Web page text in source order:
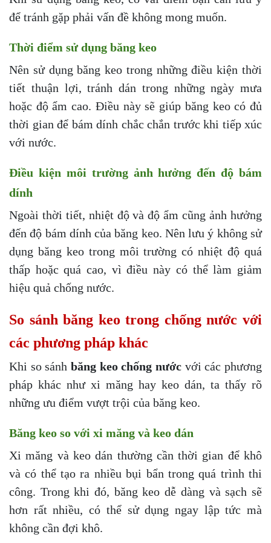
để tránh gặp phải vấn đề không mong muốn.
Thời điểm sử dụng băng keo
Nên sử dụng băng keo trong những điều kiện thời
tiết thuận lợi, tránh dán trong những ngày mưa
hoặc độ ẩm cao. Điều này sẽ giúp băng keo có đủ
thời gian để bám dính chắc chắn trước khi tiếp xúc
với nước.
Điều kiện môi trường ảnh hưởng đến độ bám
dính
Ngoài thời tiết, nhiệt độ và độ ẩm cũng ảnh hưởng
đến độ bám dính của băng keo. Nên lưu ý không sử
dụng băng keo trong môi trường có nhiệt độ quá
thấp hoặc quá cao, vì điều này có thể làm giảm
hiệu quả chống nước.
So sánh băng keo trong chống nước với
các phương pháp khác
Khi so sánh băng keo chống nước với các phương
pháp khác như xi măng hay keo dán, ta thấy rõ
những ưu điểm vượt trội của băng keo.
Băng keo so với xi măng và keo dán
Xi măng và keo dán thường cần thời gian để khô
và có thể tạo ra nhiều bụi bẩn trong quá trình thi
công. Trong khi đó, băng keo dễ dàng và sạch sẽ
hơn rất nhiều, có thể sử dụng ngay lập tức mà
không cần đợi khô.